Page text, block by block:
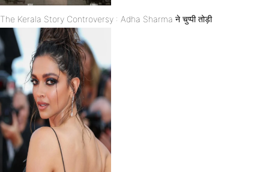
The Kerala Story Controversy : Adha Sharma ने चुप्पी तोड़ी